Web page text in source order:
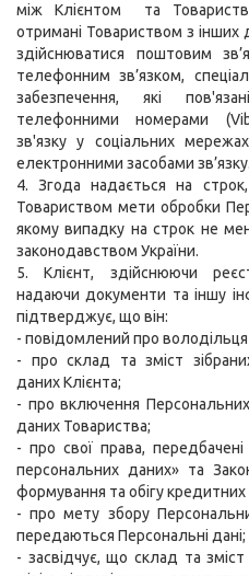
між Клієнтом та
отримані Товариством з інших
здійснюватися поштовим
телефонним зв’язком,
забезпечення, які
телефонними номерами (
зв'язку у соціальних
електронними засобами зв’язку.
4. Згода надається на
Товариством мети обробки
якому випадку на строк не
законодавством України.
5. Клієнт, здійснюючи
надаючи документи та іншу
підтверджує, що він:
- повідомлений про
- про склад та зміст
даних Клієнта;
- про включення
даних Товариства;
- про свої права,
персональних даних» та
формування та обігу кредитних
- про мету збору
передаються Персональні дані;
- засвідчує, що склад та